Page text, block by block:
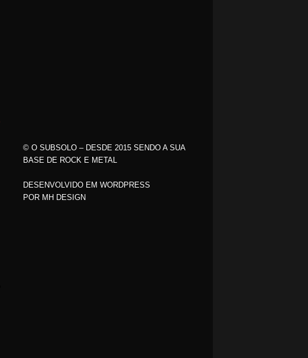
© O SUBSOLO – DESDE 2015 SENDO A SUA
BASE DE ROCK E METAL
DESENVOLVIDO EM WORDPRESS
POR MH DESIGN